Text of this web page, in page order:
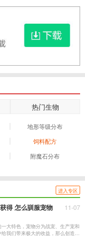
热门生物
地形等级分布
饲料配方
附魔石分布
进入专区
得 怎么驯服宠物 11-07
大特色，宠物分为战宠、生产宠和
我们带来极大的收益，那么创造与